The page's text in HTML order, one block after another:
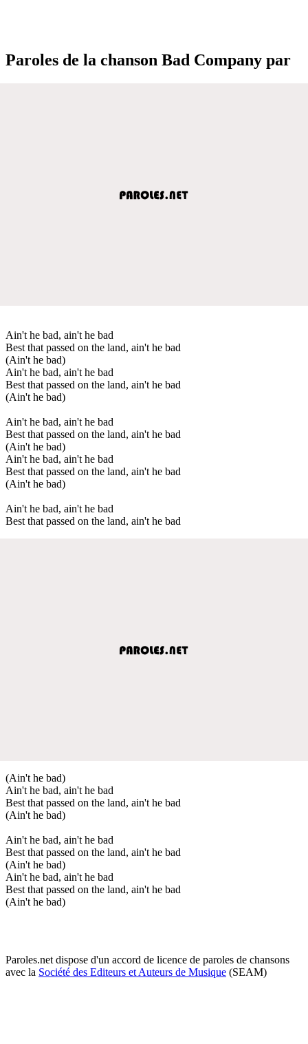
Paroles de la chanson Bad Company par
Ain't he bad, ain't he bad
Best that passed on the land, ain't he bad
(Ain't he bad)
Ain't he bad, ain't he bad
Best that passed on the land, ain't he bad
(Ain't he bad)
Ain't he bad, ain't he bad
Best that passed on the land, ain't he bad
(Ain't he bad)
Ain't he bad, ain't he bad
Best that passed on the land, ain't he bad
(Ain't he bad)
Ain't he bad, ain't he bad
Best that passed on the land, ain't he bad
(Ain't he bad)
Ain't he bad, ain't he bad
Best that passed on the land, ain't he bad
(Ain't he bad)
Ain't he bad, ain't he bad
Best that passed on the land, ain't he bad
(Ain't he bad)
Ain't he bad, ain't he bad
Best that passed on the land, ain't he bad
(Ain't he bad)
Paroles.net dispose d'un accord de licence de paroles de chansons
avec la Société des Editeurs et Auteurs de Musique (SEAM)